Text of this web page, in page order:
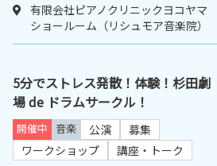
有限会社ピアノクリニックヨコヤマ
ショールーム（リシュモア音楽院）
5分でストレス発散！体験！杉田劇
場 de ドラムサークル！
開催中 音楽 公演
募集
ワークショップ
講座・トーク